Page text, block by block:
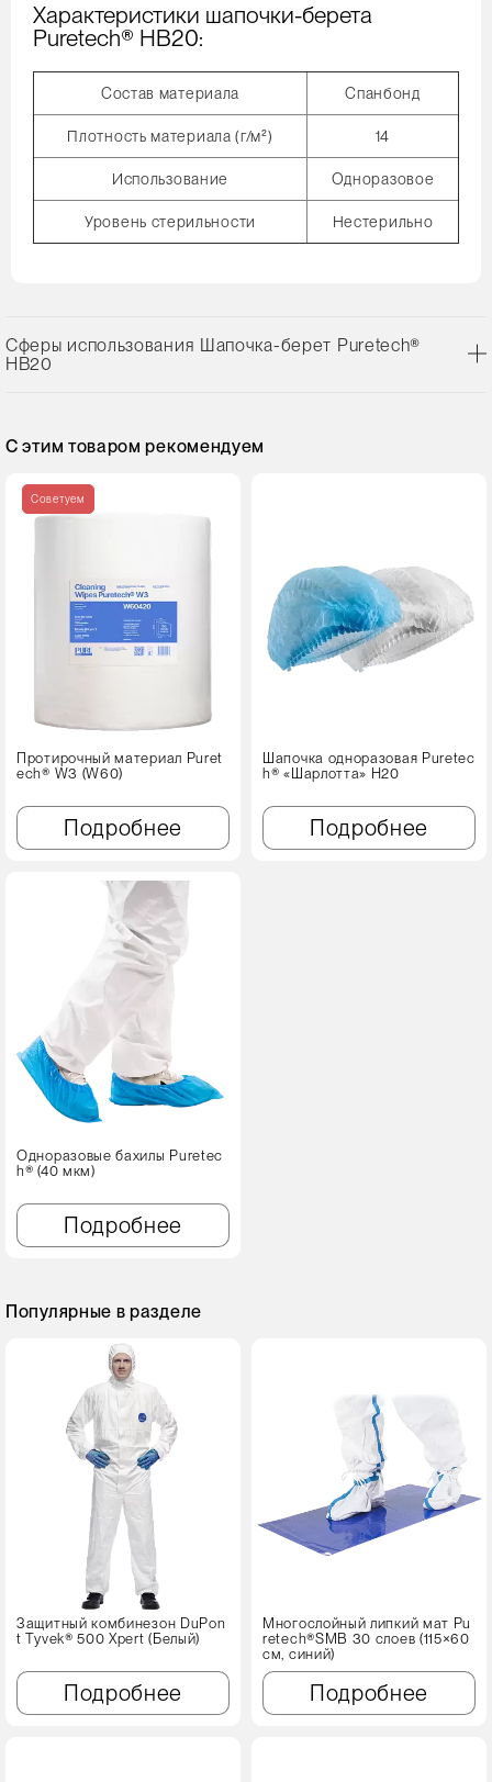
Характеристики шапочки-берета
Puretech® HB20:
Состав материала Спанбонд
Плотность материала (г/м²) 14
Использование Одноразовое
Уровень стерильности Нестерильно
Сферы использования Шапочка-берет Puretech®
HB20
С этим товаром рекомендуем
Советуем
Протирочный материал Puret
ech® W3 (W60)
Подробнее
Шапочка одноразовая Puretec
h® «Шарлотта» H20
Подробнее
Одноразовые бахилы Puretec
h® (40 мкм)
Подробнее
Популярные в разделе
Защитный комбинезон DuPon
t Tyvek® 500 Xpert (Белый)
Подробнее
Многослойный липкий мат Pu
retech®SMB 30 слоев (115×60
см, синий)
Подробнее